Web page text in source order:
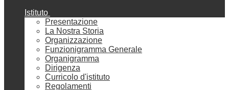
Istituto
Presentazione
La Nostra Storia
Organizzazione
Funzionigramma Generale
Organigramma
Dirigenza
Curricolo d'istituto
Regolamenti